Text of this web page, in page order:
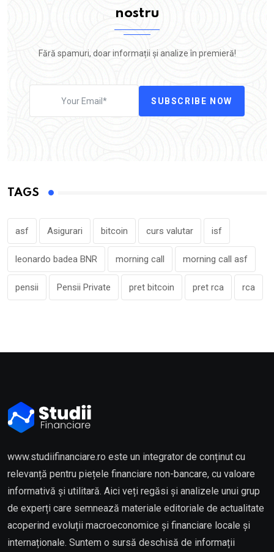
nostru
Fără spamuri, doar informații și analize în premieră!
SUBSCRIBE NOW
TAGS
asf Asigurari bitcoin curs valutar isf
leonardo badea BNR morning call morning call asf
pensii Pensii Private pret bitcoin pret rca rca
www.studiifinanciare.ro este un integrator de conținut cu
relevanță pentru piețele financiare non-bancare, cu valoare
informativă și utilitară. Aici veți regăsi și analizele unui grup
de experți care semnează materiale editoriale de actualitate
acoperind evoluții macroeconomice și financiare locale și
internaționale. Suntem o sursă deschisă de informații